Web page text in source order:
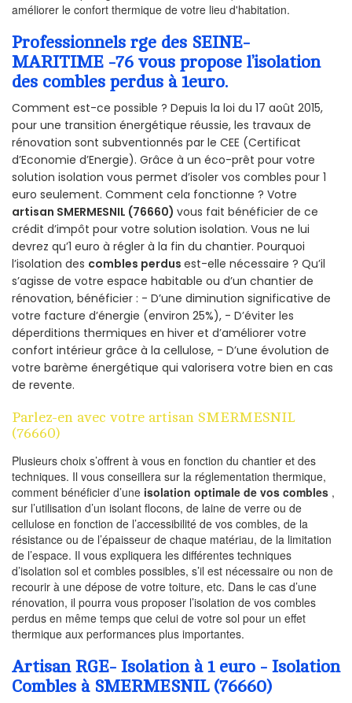
améliorer le confort thermique de votre lieu d'habitation.
Professionnels rge des SEINE-
MARITIME -76 vous propose l’isolation
des combles perdus à 1euro.
Comment est-ce possible ? Depuis la loi du 17 août 2015,
pour une transition énergétique réussie, les travaux de
rénovation sont subventionnés par le CEE (Certificat
d’Economie d’Energie). Grâce à un éco-prêt pour votre
solution isolation vous permet d’isoler vos combles pour 1
euro seulement. Comment cela fonctionne ? Votre
artisan SMERMESNIL (76660) vous fait bénéficier de ce
crédit d’impôt pour votre solution isolation. Vous ne lui
devrez qu’1 euro à régler à la fin du chantier. Pourquoi
l’isolation des combles perdus est-elle nécessaire ? Qu’il
s’agisse de votre espace habitable ou d’un chantier de
rénovation, bénéficier : - D’une diminution significative de
votre facture d’énergie (environ 25%), - D’éviter les
déperditions thermiques en hiver et d’améliorer votre
confort intérieur grâce à la cellulose, - D’une évolution de
votre barème énergétique qui valorisera votre bien en cas
de revente.
Parlez-en avec votre artisan SMERMESNIL
(76660)
Plusieurs choix s’offrent à vous en fonction du chantier et des
techniques. Il vous conseillera sur la réglementation thermique,
comment bénéficier d’une isolation optimale de vos combles ,
sur l’utilisation d’un isolant flocons, de laine de verre ou de
cellulose en fonction de l’accessibilité de vos combles, de la
résistance ou de l’épaisseur de chaque matériau, de la limitation
de l’espace. Il vous expliquera les différentes techniques
d’isolation sol et combles possibles, s’il est nécessaire ou non de
recourir à une dépose de votre toiture, etc. Dans le cas d’une
rénovation, il pourra vous proposer l’isolation de vos combles
perdus en même temps que celui de votre sol pour un effet
thermique aux performances plus importantes.
Artisan RGE- Isolation à 1 euro - Isolation
Combles à SMERMESNIL (76660)